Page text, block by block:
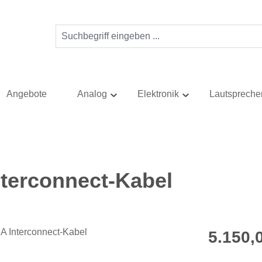
Angebote Analog Elektronik
Kabel
Regulärer